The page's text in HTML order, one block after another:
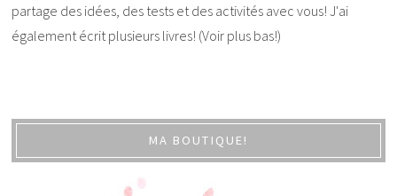
partage des idées, des tests et des activités avec vous! J'ai
également écrit plusieurs livres! (Voir plus bas!)
MA BOUTIQUE!